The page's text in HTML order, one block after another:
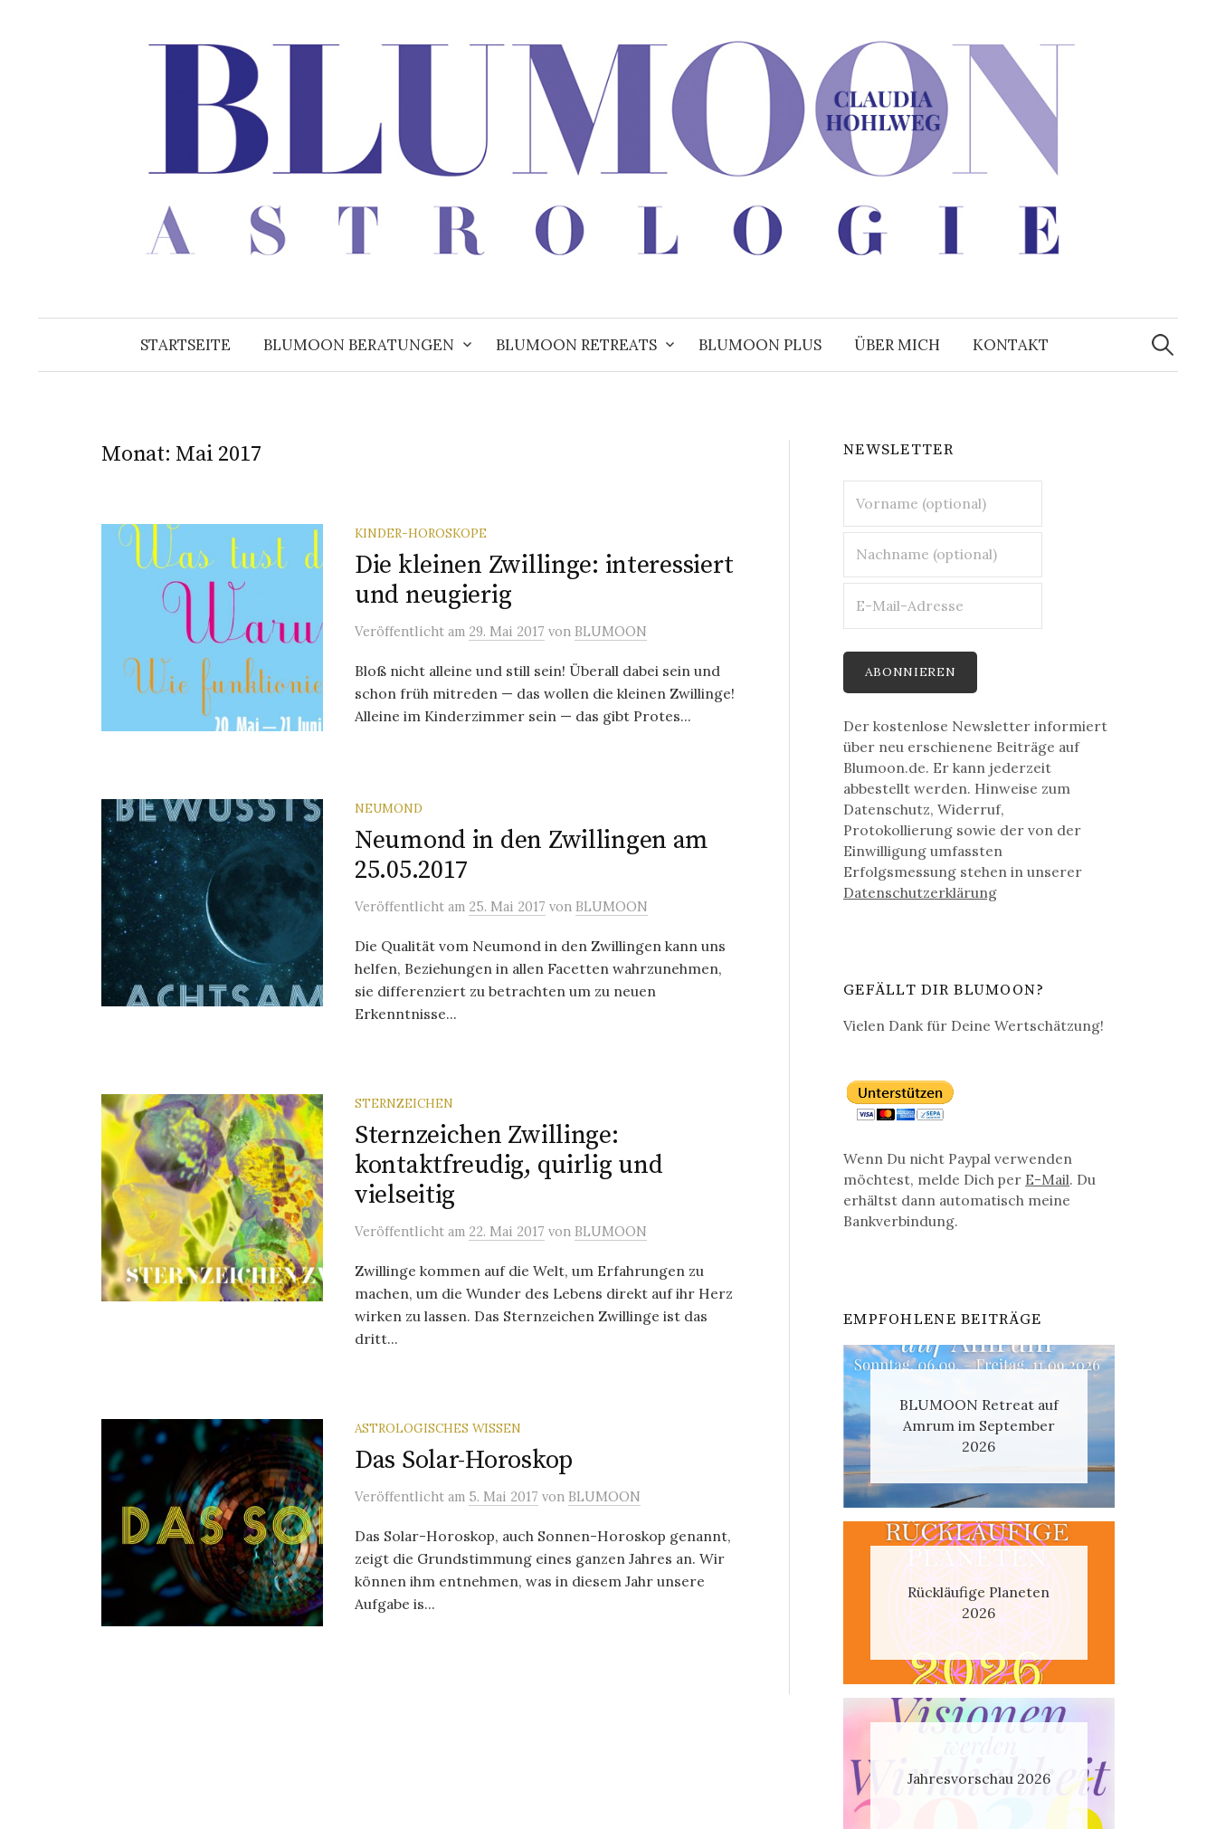
STARTSEITE BLUMOON BERATUNGEN BLUMOON RETREATS BLUMOON PLUS ÜBER MICH KONTAKT
Suchen
nach:
Monat: Mai 2017
KINDER-HOROSKOPE
Die kleinen Zwillinge: interessiert
und neugierig
Veröffentlicht am 29. Mai 2017 von BLUMOON
Bloß nicht alleine und still sein! Überall dabei sein und
schon früh mitreden — das wollen die kleinen Zwillinge!
Alleine im Kinderzimmer sein — das gibt Protes...
NEUMOND
Neumond in den Zwillingen am
25.05.2017
Veröffentlicht am 25. Mai 2017 von BLUMOON
Die Qualität vom Neumond in den Zwillingen kann uns
helfen, Beziehungen in allen Facetten wahrzunehmen,
sie differenziert zu betrachten um zu neuen
Erkenntnisse...
STERNZEICHEN
Sternzeichen Zwillinge:
kontaktfreudig, quirlig und
vielseitig
Veröffentlicht am 22. Mai 2017 von BLUMOON
Zwillinge kommen auf die Welt, um Erfahrungen zu
machen, um die Wunder des Lebens direkt auf ihr Herz
wirken zu lassen. Das Sternzeichen Zwillinge ist das
dritt...
ASTROLOGISCHES WISSEN
Das Solar-Horoskop
Veröffentlicht am 5. Mai 2017 von BLUMOON
Das Solar-Horoskop, auch Sonnen-Horoskop genannt,
zeigt die Grundstimmung eines ganzen Jahres an. Wir
können ihm entnehmen, was in diesem Jahr unsere
Aufgabe is...
NEWSLETTER
Der kostenlose Newsletter informiert
über neu erschienene Beiträge auf
Blumoon.de. Er kann jederzeit
abbestellt werden. Hinweise zum
Datenschutz, Widerruf,
Protokollierung sowie der von der
Einwilligung umfassten
Erfolgsmessung stehen in unserer
Datenschutz­erklärung
GEFÄLLT DIR BLUMOON?
Vielen Dank für Deine Wertschätzung!
Wenn Du nicht Paypal verwenden
möchtest, melde Dich per E-Mail. Du
erhältst dann automatisch meine
Bankverbindung.
EMPFOHLENE BEITRÄGE
BLUMOON Retreat auf
Amrum im September
2026
Rückläufige Planeten
2026
Jahresvorschau 2026